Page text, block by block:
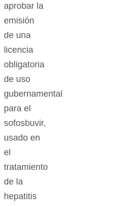
aprobar la
emisión
de una
licencia
obligatoria
de uso
gubernamental
para el
sofosbuvir,
usado en
el
tratamiento
de la
hepatitis